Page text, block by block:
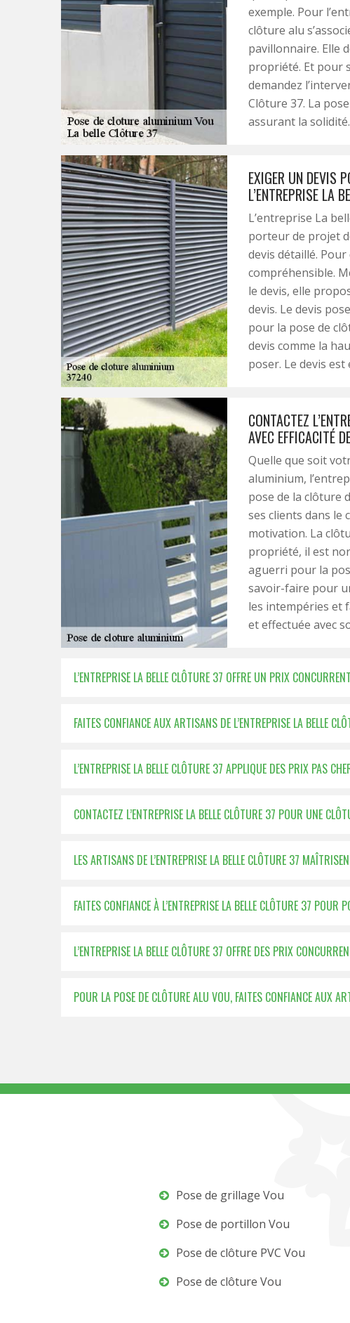
exemple. Pour
clôture alu
pavillonnaire. Elle
propriété. Et pour
demandez
Clôture 37. La
assurant la solidité.
EXIGER UN DEVIS
L’ENTREPRISE LA
L’entreprise La
porteur de projet
devis détaillé.
compréhensible.
le devis, elle
devis. Le devis
pour la pose de
devis comme la
poser. Le devis est
CONTACTEZ
AVEC EFFICACITÉ
Quelle que soit
aluminium,
pose de la clôture
ses clients dans le
motivation. La
propriété, il est
aguerri pour la
savoir-faire pour
les intempéries et
et effectuée avec
L’ENTREPRISE LA BELLE CLÔTURE 37 OFFRE UN PRIX
FAITES CONFIANCE AUX ARTISANS DE L’ENTREPRISE LA BELLE
L’ENTREPRISE LA BELLE CLÔTURE 37 APPLIQUE DES PRIX PAS
CONTACTEZ L’ENTREPRISE LA BELLE CLÔTURE 37 POUR UNE
LES ARTISANS DE L’ENTREPRISE LA BELLE CLÔTURE 37
FAITES CONFIANCE À L’ENTREPRISE LA BELLE CLÔTURE 37 POUR
L’ENTREPRISE LA BELLE CLÔTURE 37 OFFRE DES PRIX
POUR LA POSE DE CLÔTURE ALU VOU, FAITES CONFIANCE AUX
Pose de grillage Vou
Pose de portillon Vou
Pose de clôture PVC Vou
Pose de clôture Vou